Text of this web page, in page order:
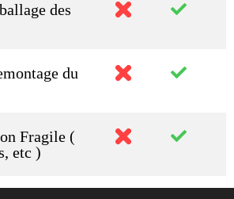
des
du
Fragile (
etc )